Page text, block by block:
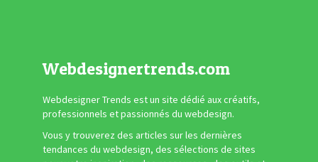
Webdesignertrends.com
Webdesigner Trends est un site dédié aux créatifs,
professionnels et passionnés du webdesign.
Vous y trouverez des articles sur les dernières
tendances du webdesign, des sélections de sites